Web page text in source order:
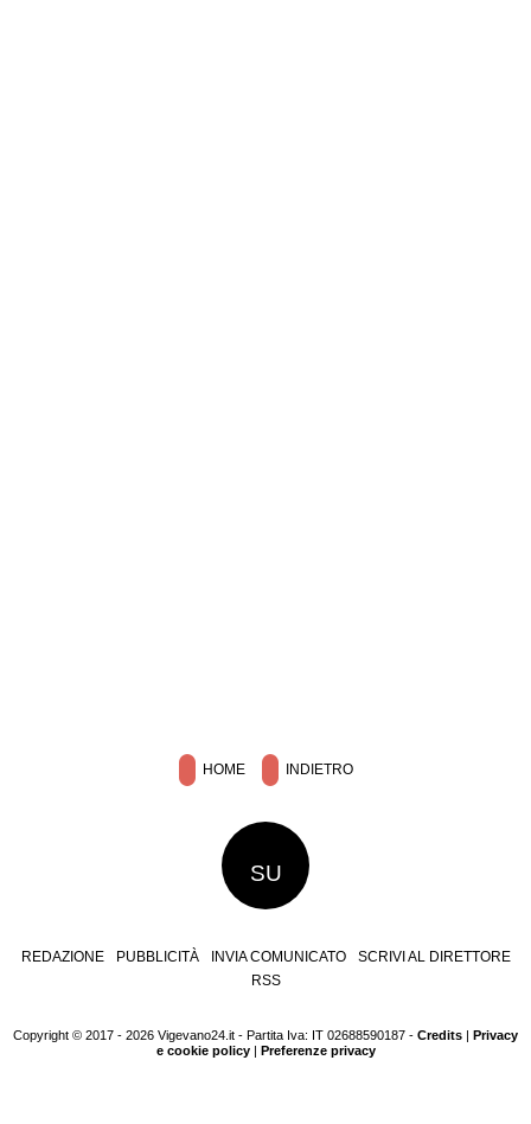
HOME INDIETRO
SU
REDAZIONE PUBBLICITÀ INVIA COMUNICATO
SCRIVI AL DIRETTORE
RSS
Copyright © 2017 - 2026 Vigevano24.it - Partita Iva: IT 02688590187 - Credits | Privacy
e cookie policy| Preferenze privacy